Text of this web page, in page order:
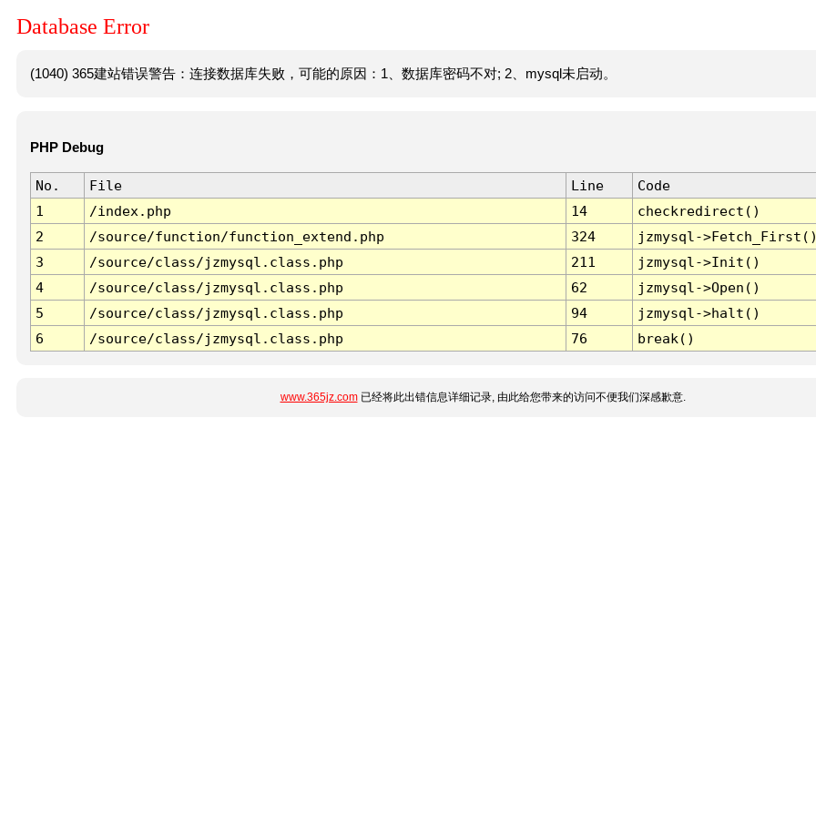
Database Error
(1040) 365建站错误警告：连接数据库失败，可能的原因：1、数据库密码不对; 2、mysql未启动。
PHP Debug
No. File Line
Code
1
/index.php 14
checkredirect()
2
/source/function/function_extend.php 324
jzmysql-
3
/source/class/jzmysql.class.php 211
jzmysql->Init()
4
/source/class/jzmysql.class.php 62
jzmysql->Open()
5
/source/class/jzmysql.class.php 94
jzmysql->halt()
6
/source/class/jzmysql.class.php 76 break()
www.365jz.com已经将此出错信息详细记录, 由此给您带来的访问不便我们深感歉意.